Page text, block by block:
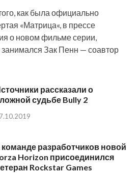
как была официально
«Матрица«, в прессе
о новом фильме серии,
Зак Пенн — соавтор
рассказали о
судьбе Bully 2
команде разработчиков новой
Horizon присоединился
Rockstar Games